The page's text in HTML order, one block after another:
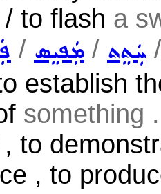
/ to flash a
/ ܡܲܦܝܸܣ / ܚܲܬܸܬ
establish
something
to
, to